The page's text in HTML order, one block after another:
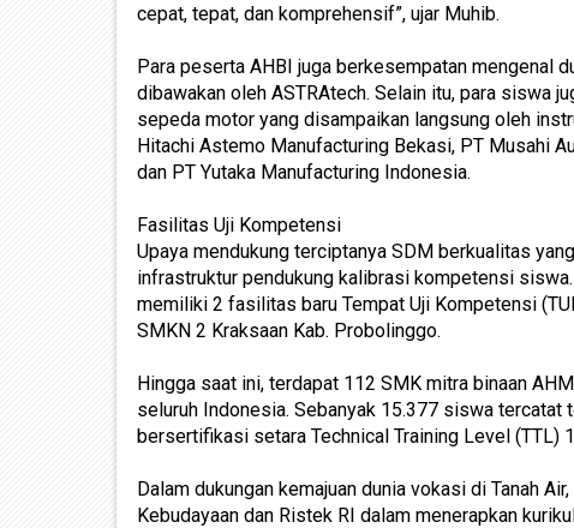
cepat, tepat, dan komprehensif”, ujar Muhib.
Para peserta AHBI juga berkesempatan mengenal
dibawakan oleh ASTRAtech. Selain itu, para siswa
sepeda motor yang disampaikan langsung oleh
Hitachi Astemo Manufacturing Bekasi, PT Musahi
dan PT Yutaka Manufacturing Indonesia.
Fasilitas Uji Kompetensi
Upaya mendukung terciptanya SDM berkualitas
infrastruktur pendukung kalibrasi kompetensi
memiliki 2 fasilitas baru Tempat Uji Kompetensi
SMKN 2 Kraksaan Kab. Probolinggo.
Hingga saat ini, terdapat 112 SMK mitra binaan
seluruh Indonesia. Sebanyak 15.377 siswa tercatat
bersertifikasi setara Technical Training Level (TTL)
Dalam dukungan kemajuan dunia vokasi di Tanah
Kebudayaan dan Ristek RI dalam menerapkan